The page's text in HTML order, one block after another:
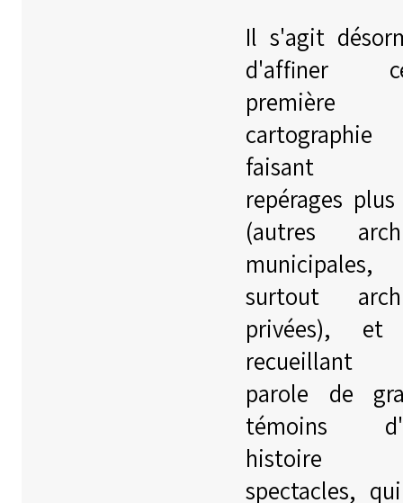
Il s'agit
d'affiner
première
faisant
repérages
(autres
surtout
privées),
parole de
témoins
histoire
spectacles,